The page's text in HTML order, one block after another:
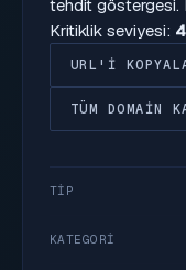
tehdit göstergesi.
Kritiklik seviyesi:
URL'I
TÜM DOMAIN
TIP
KATEGORI